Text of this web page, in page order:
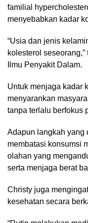
familial
menyebabkan kadar
“Usia dan jenis
kolesterol
Ilmu Penyakit Dalam.
Untuk menjaga kadar
menyarankan
tanpa terlalu berfokus
Adapun langkah yang
membatasi konsumsi
olahan yang
serta menjaga berat
Christy juga
kesehatan secara